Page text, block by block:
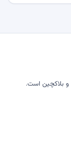
و بلاکچین است.